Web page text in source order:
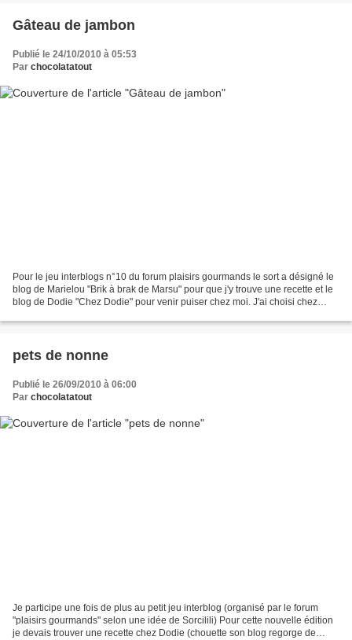
Gâteau de jambon
Publié le 24/10/2010 à 05:53
Par chocolatatout
Pour le jeu interblogs n°10 du forum plaisirs gourmands le sort a désigné le
blog de Marielou "Brik à brak de Marsu" pour que j'y trouve une recette et le
blog de Dodie "Chez Dodie" pour venir puiser chez moi. J'ai choisi chez
pets de nonne
Publié le 26/09/2010 à 06:00
Par chocolatatout
Je participe une fois de plus au petit jeu interblog (organisé par le forum
"plaisirs gourmands" selon une idée de Sorcilili) Pour cette nouvelle édition
je devais trouver une recette chez Dodie (chouette son blog regorge de